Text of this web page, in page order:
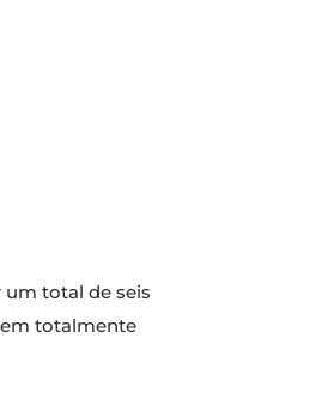
total de seis
totalmente